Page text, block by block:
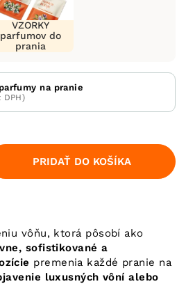
VZORKY
parfumov do
prania
na pranie
DPH)
PRIDAŤ DO KOŠÍKA
vôňu, ktorá pôsobí ako
sofistikované a
premenia každé pranie na
luxusných vôní alebo